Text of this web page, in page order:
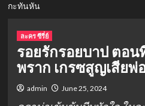
กะทันหัน
ละคร ซีรี่ย์
รอยรักรอยบาป ตอน
พราก เกรซสูญเสีย
admin June 25, 2024